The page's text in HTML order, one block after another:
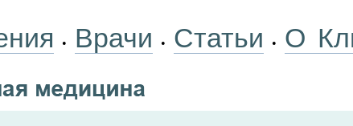
• Врачи • Статьи • О